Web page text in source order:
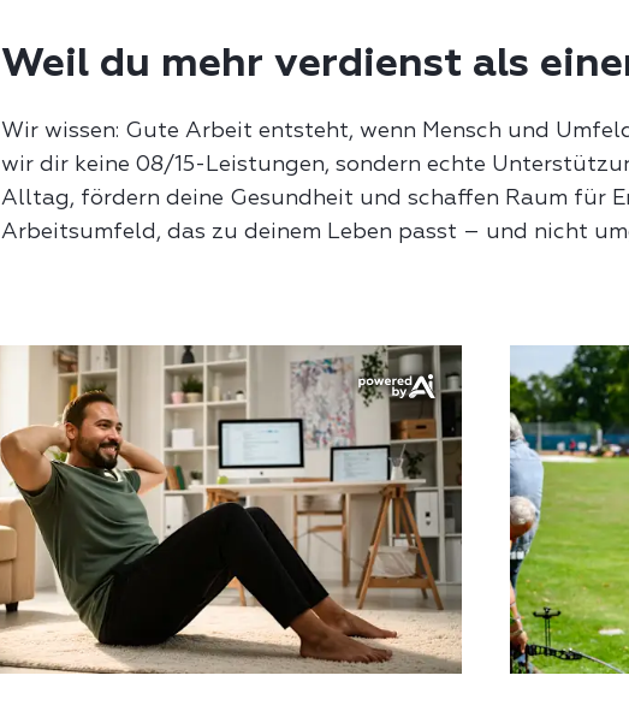
Weil du mehr verdienst als
Wir wissen: Gute Arbeit entsteht, wenn Mensch und
wir dir keine 08/15-Leistungen, sondern echte
Alltag, fördern deine Gesundheit und schaffen Raum für
Arbeitsumfeld, das zu deinem Leben passt – und nicht